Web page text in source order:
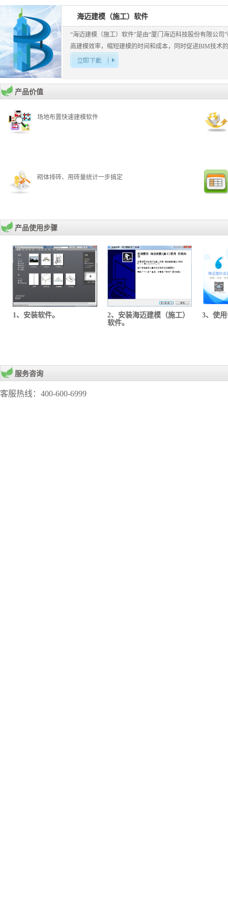
海迈建模（施工）软件
“海迈建模（施工）软件”是由“厦门海迈科技股份有限公
高建模效率，缩短建模的时间和成本，同时促进BIM技术
产品价值
场地布置快速建模软件
砌体排砖、用砖量统计一步搞定
产品使用步骤
1、安装软件。
2、安装海迈建模（施工）
软件。
3、使
服务咨询
客服热线：400-600-6999